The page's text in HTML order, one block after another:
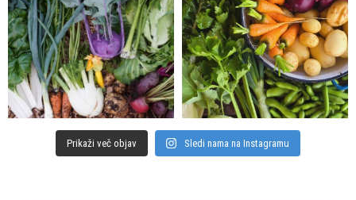
Prikaži več objav Sledi nama na Instagramu